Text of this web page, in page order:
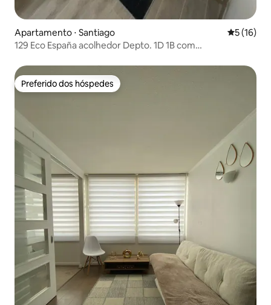
Apartamento ⋅ Santiago 5 de uma
5 (16)
129 Eco España acolhedor Depto. 1D 1B com
Preferido dos hóspedes
Preferido dos hóspedes